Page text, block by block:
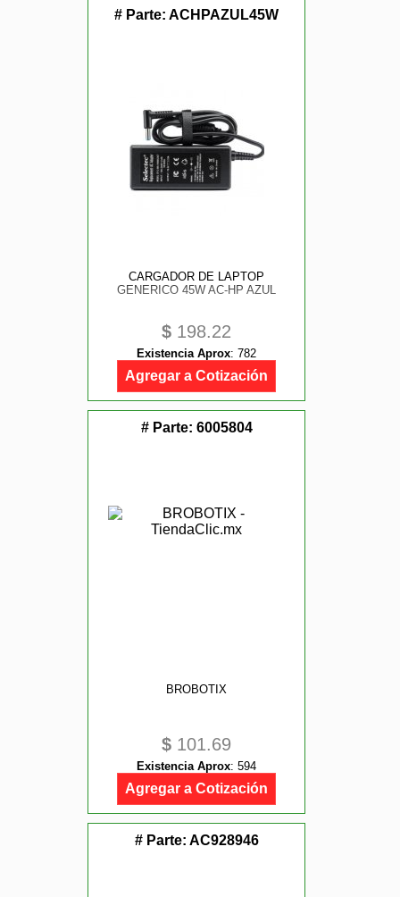
# Parte: ACHPAZUL45W
CARGADOR DE LAPTOP
GENERICO 45W AC-HP AZUL
$ 198.22
Existencia Aprox: 782
Agregar a Cotización
# Parte: 6005804
BROBOTIX
$ 101.69
Existencia Aprox: 594
Agregar a Cotización
# Parte: AC928946